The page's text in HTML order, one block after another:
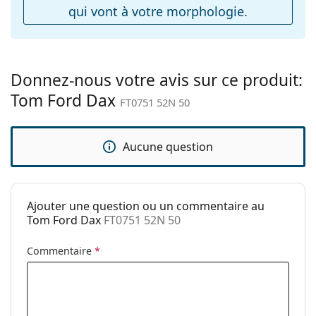
ressort:
Non
Étui:
Oui
Tissu de
Oui
Catégorie:
Lunettes de soleil
Marque:
Tom Ford
Code:
qui vont à votre morphologie.
Donnez-nous votre avis sur ce produit:
Tom Ford Dax FT0751 52N 50
Aucune question
Ajouter une question ou un commentaire au
Tom Ford Dax FT0751 52N 50
Commentaire *